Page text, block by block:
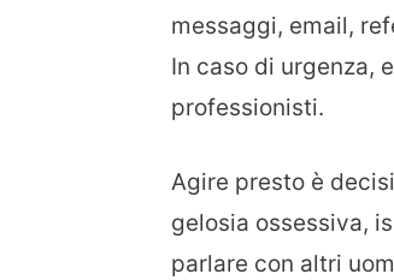
messaggi, email,
In caso di urgenza,
professionisti.
Agire presto è
gelosia ossessiva,
parlare con altri